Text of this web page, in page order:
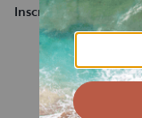
Inscrire votre